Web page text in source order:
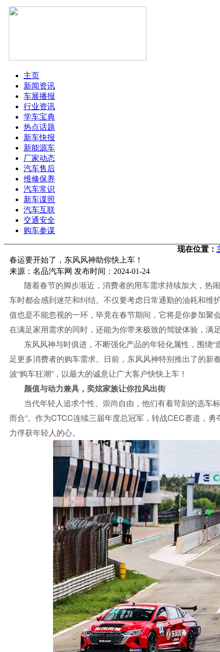
主页
新闻资讯
车展播报
行业资讯
学车宝典
热点话题
新车快报
新能源车
厂家动态
汽车售后
维修保养
汽车常识
新车谍照
汽车互联
交通安全
购车参谋
现在位置：
春运要开始了，东风风神助你快上车！
来源：名品汽车网 发布时间：2024-01-24
随着春节的脚步渐近，消费者的用车需求持续加大，热
车时都会感到迷茫和纠结。不仅要考虑日常通勤的油耗和
值也是不能忽视的一环，毕竟在春节期间，它将是你参加
在满足家用需求的同时，还能为你带来极致的驾驶体验，
东风风神与时俱进，不断强化产品的年轻化属性，围绕
足更多消费者的购车需求。日前，东风风神特别推出了的
波“购车狂潮”，以最大的诚意让广大客户快快上车！
颜值与动力兼具，奕炫家族让你拉风出街
当代年轻人追求个性、崇尚自由，他们有着苛刻的选车
而合”。作为CTCC连续三届年度总冠军，转战CEC赛道，
力俘获年轻人的心。